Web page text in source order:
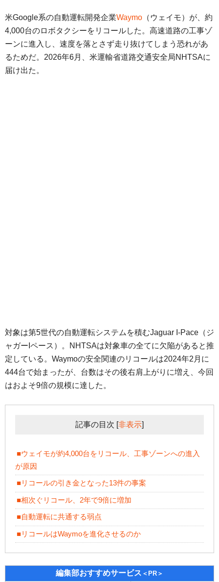
米Google系の自動運転開発企業Waymo （ウェイモ）が、約
4,000台のロボタクシーをリコールした。高速道路の工事ゾ
ーンに進入し、速度を落とさず走り抜けてしまう恐れがあ
るためだ。2026年6月、米運輸省道路交通安全局NHTSAに
届け出た。
対象は第5世代の自動運転システムを積むJaguar I-Pace（ジ
ャガーIペース）。NHTSAは対象車の全てに欠陥があると推
定している。Waymoの安全関連のリコールは2024年2月に
444台で始まったが、台数はその後右肩上がりに増え、今回
はおよそ9倍の規模に達した。
記事の目次 [非表示]
■ウェイモが約4,000台をリコール、工事ゾーンへの進入
が原因
■リコールの引き金となった13件の事案
■相次ぐリコール、2年で9倍に増加
■自動運転に共通する弱点
■リコールはWaymoを進化させるのか
編集部おすすめサービス ＜PR＞